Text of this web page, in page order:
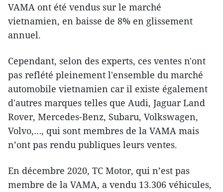
VAMA ont été vendus sur le marché
vietnamien, en baisse de 8% en glissement
annuel.
Cependant, selon des experts, ces ventes n'ont
pas reflété pleinement l'ensemble du marché
automobile vietnamien car il existe également
d'autres marques telles que Audi, Jaguar Land
Rover, Mercedes-Benz, Subaru, Volkswagen,
Volvo,…, qui sont membres de la VAMA mais
n’ont pas rendu publiques leurs ventes.
En décembre 2020, TC Motor, qui n’est pas
membre de la VAMA, a vendu 13.306 véhicules,